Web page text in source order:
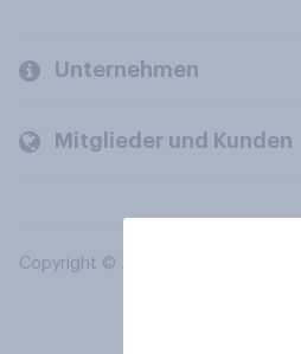
Unternehmen
Mitglieder und Kunden
Copyright © 2026 YouGov PLC.